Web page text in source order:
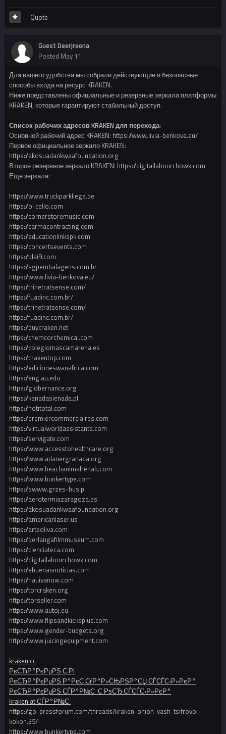
Quote
Guest Deerjreona
Posted May 11
Для вашего удобства мы собрали действующие и безопасные
способы входа на ресурс KRAKEN.
Ниже представлены официальные и резервные зеркала платформы
KRAKEN, которые гарантируют стабильный доступ.
Список рабочих адресов KRAKEN для перехода:
Основной рабочий адрес KRAKEN: https://www.livia-benkova.eu/
Первое официальное зеркало KRAKEN:
https://akosuadankwaafoundation.org
Второе резервное зеркало KRAKEN: https://digitallabourchowk.com
Еще зеркала:
https://www.truckparkliege.be
https://o-cello.com
https://cornerstoremusic.com
https://carmacontracting.com
https://educationlinkspk.com
https://concertsevents.com
https://blai9.com
https://sgpembalagens.com.br
https://www.livia-benkova.eu/
https://trinetratsense.com/
https://fuadinc.com.br/
https://trinetratsense.com/
https://fuadinc.com.br/
https://buycraken.net
https://chemcorchemical.com
https://colegiomascamarena.es
https://crakentop.com
https://edicioneswanafrica.com
https://eng.au.edu
https://globernance.org
https://kanadasienada.pl
https://notitotal.com
https://premiercommercialres.com
https://virtualworldassistants.com
https://servigate.com
https://www.accesstohealthcare.org
https://www.adanergranada.org
https://www.beachanimalrehab.com
https://www.bunkertype.com
https://swww.grzes-bus.pl
https://aerotermiazaragoza.es
https://akosuadankwaafoundation.org
https://americanlaser.us
https://arteoliva.com
https://berlangafilmmuseum.com
https://cienciateca.com
https://digitallabourchowk.com
https://ebuenasnoticias.com
https://nauivanow.com
https://torcraken.org
https://torseller.com
https://www.autoj.eu
https://www.flipsandkicksplus.com
https://www.gender-budgets.org
https://www.juicingequipment.com
kraken cc
РєСЂР°РєРµРЅ С‚Рі
РєСЂР°РєРµРЅ Р°РєС‚СѓР°Р»СЊРЅР°СЏ СЃСЃС‹Р»РєР°
РєСЂР°РєРµРЅ СЃР°Р№С‚ С‚РѕСЂ СЃСЃС‹Р»РєР°
kraken at СЃР°Р№С‚
https://go-pressforum.com/threads/kraken-onion-vash-tsifrovoi-
kokon.35/
https://www.bunkertype.com